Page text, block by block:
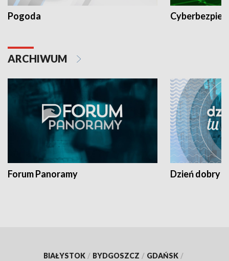
Pogoda
ARCHIWUM
Forum Panoramy Dzień dobry
BIAŁYSTOK / BYDGOSZCZ / GDAŃSK /